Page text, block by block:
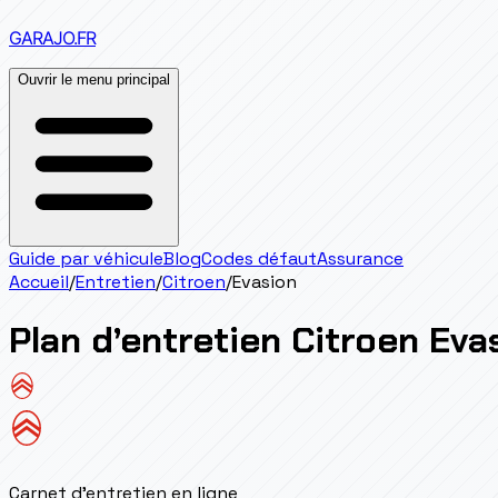
GARAJO.FR
Ouvrir le menu principal
Guide par véhiculeBlogCodes défautAssurance
Accueil/Entretien/Citroen/Evasion
Plan d’entretien Citroen
Carnet d'entretien en ligne